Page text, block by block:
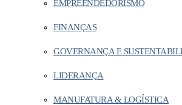
EMPREENDEDORISMO
FINANÇAS
GOVERNANÇA E
LIDERANÇA
MANUFATURA & LOGÍSTICA